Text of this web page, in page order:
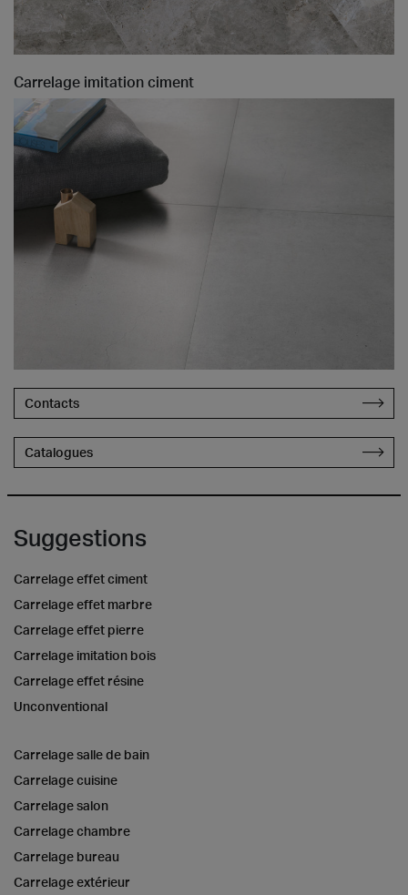
Carrelage imitation ciment
Contacts
Catalogues
Suggestions
Carrelage effet ciment
Carrelage effet marbre
Carrelage effet pierre
Carrelage imitation bois
Carrelage effet résine
Unconventional
Carrelage salle de bain
Carrelage cuisine
Carrelage salon
Carrelage chambre
Carrelage bureau
Carrelage extérieur